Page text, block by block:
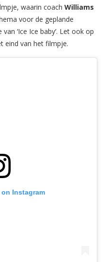
waarin coach Williams
voor de geplande
‘Ice Ice baby’. Let ook op
eind van het filmpje.
Instagram